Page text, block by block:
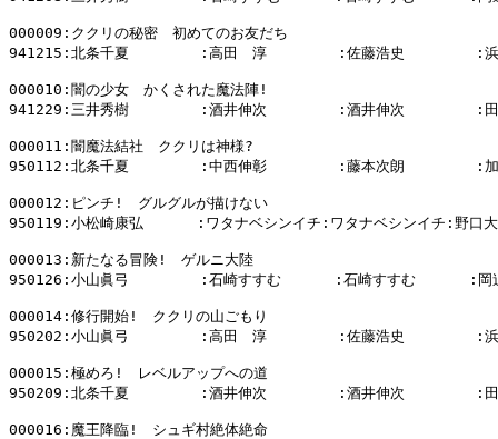
000009:ククリの秘密　初めてのお友だち
941215:北条千夏        :高田　淳        :佐藤浩史        :浜
000010:闇の少女　かくされた魔法陣!
941229:三井秀樹        :酒井伸次        :酒井伸次        :田
000011:闇魔法結社　ククリは神様?
950112:北条千夏        :中西伸彰        :藤本次朗        :加
000012:ピンチ!　グルグルが描けない
950119:小松崎康弘      :ワタナベシンイチ:ワタナベシンイチ:野口
000013:新たなる冒険!　ゲルニ大陸
950126:小山眞弓        :石崎すすむ      :石崎すすむ      :岡
000014:修行開始!　ククリの山ごもり
950202:小山眞弓        :高田　淳        :佐藤浩史        :浜
000015:極めろ!　レベルアップへの道
950209:北条千夏        :酒井伸次        :酒井伸次        :田
000016:魔王降臨!　シュギ村絶体絶命